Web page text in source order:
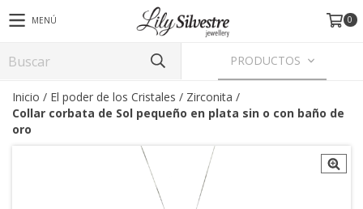
MENÚ 0
PRODUCTOS
Inicio / El poder de los Cristales / Zirconita /
Collar corbata de Sol pequeño en plata sin o con baño de
oro